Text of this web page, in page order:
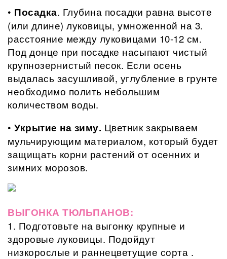
• Посадка. Глубина посадки равна высоте
(или длине) луковицы, умноженной на 3.
расстояние между луковицами 10-12 см.
Под донце при посадке насыпают чистый
крупнозернистый песок. Если осень
выдалась засушливой, углубление в грунте
необходимо полить небольшим
количеством воды.
•Укрытие на зиму. Цветник закрываем
мульчирующим материалом, который будет
защищать корни растений от осенних и
зимних морозов.
ВЫГОНКА ТЮЛЬПАНОВ:
1. Подготовьте на выгонку крупные и
здоровые луковицы. Подойдут
низкорослые и раннецветущие сорта .